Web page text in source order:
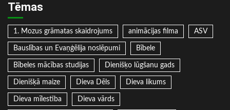
Tēmas
1. Mozus grāmatas skaidrojums animācijas filma ASV
Bauslības un Evaņģēlija noslēpumi Bībele
Bībeles mācības studijas Dienišķo lūgšanu gads
Dienišķā maize Dieva Dēls Dieva likums
Dieva mīlestība Dieva vārds